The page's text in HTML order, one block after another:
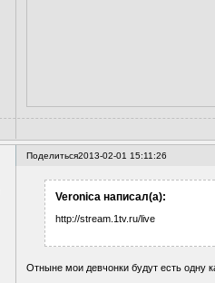
Поделиться2013-02-01 15:11:26
Veronica написал(а):
http://stream.1tv.ru/live
Отныне мои девчонки будут есть одну